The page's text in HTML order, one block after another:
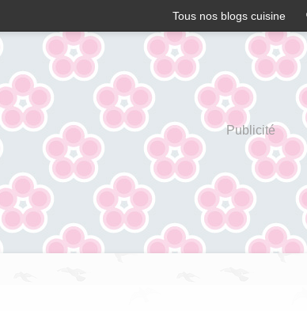
Tous nos blogs cuisine
Publicité